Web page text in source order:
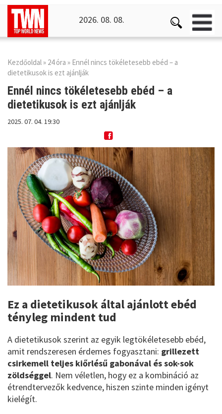
2026. 08. 08.
Kezdőoldal» 24 óra » Ennél nincs tökéletesebb ebéd – a
dietetikusok is ezt ajánlják
Ennél nincs tökéletesebb ebéd – a
dietetikusok is ezt ajánlják
2025. 07. 04. 19:30
Ez a dietetikusok által ajánlott ebéd
tényleg mindent tud
A dietetikusok szerint az egyik legtökéletesebb ebéd,
amit rendszeresen érdemes fogyasztani: grillezett
csirkemell teljes kiőrlésű gabonával és sok-sok
zöldséggel. Nem véletlen, hogy ez a kombináció az
étrendtervezők kedvence, hiszen szinte minden igényt
kielégít.